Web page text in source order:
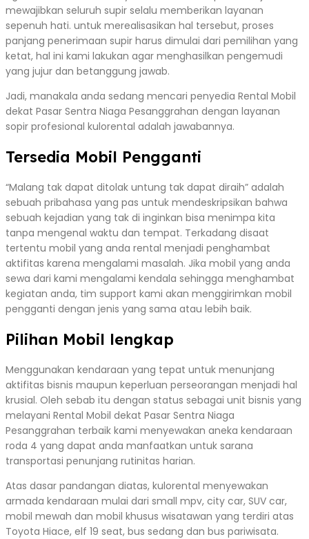
mewajibkan seluruh supir selalu memberikan layanan
sepenuh hati. untuk merealisasikan hal tersebut, proses
panjang penerimaan supir harus dimulai dari pemilihan yang
ketat, hal ini kami lakukan agar menghasilkan pengemudi
yang jujur dan betanggung jawab.
Jadi, manakala anda sedang mencari penyedia Rental Mobil
dekat Pasar Sentra Niaga Pesanggrahan dengan layanan
sopir profesional kulorental adalah jawabannya.
Tersedia Mobil Pengganti
“Malang tak dapat ditolak untung tak dapat diraih” adalah
sebuah pribahasa yang pas untuk mendeskripsikan bahwa
sebuah kejadian yang tak di inginkan bisa menimpa kita
tanpa mengenal waktu dan tempat. Terkadang disaat
tertentu mobil yang anda rental menjadi penghambat
aktifitas karena mengalami masalah. Jika mobil yang anda
sewa dari kami mengalami kendala sehingga menghambat
kegiatan anda, tim support kami akan menggirimkan mobil
pengganti dengan jenis yang sama atau lebih baik.
Pilihan Mobil lengkap
Menggunakan kendaraan yang tepat untuk menunjang
aktifitas bisnis maupun keperluan perseorangan menjadi hal
krusial. Oleh sebab itu dengan status sebagai unit bisnis yang
melayani Rental Mobil dekat Pasar Sentra Niaga
Pesanggrahan terbaik kami menyewakan aneka kendaraan
roda 4 yang dapat anda manfaatkan untuk sarana
transportasi penunjang rutinitas harian.
Atas dasar pandangan diatas, kulorental menyewakan
armada kendaraan mulai dari small mpv, city car, SUV car,
mobil mewah dan mobil khusus wisatawan yang terdiri atas
Toyota Hiace, elf 19 seat, bus sedang dan bus pariwisata.